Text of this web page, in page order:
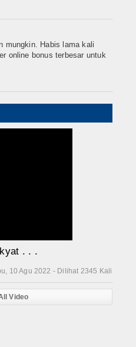
mungkin. Habis lama kali
online bonus terbesar untuk
. . .
10 Agu 2022 - Dilihat 2345 Kali
Video